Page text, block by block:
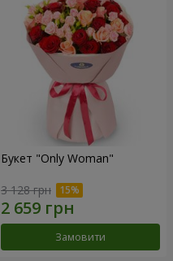
Букет "Only Woman"
3 128 грн
Замовити